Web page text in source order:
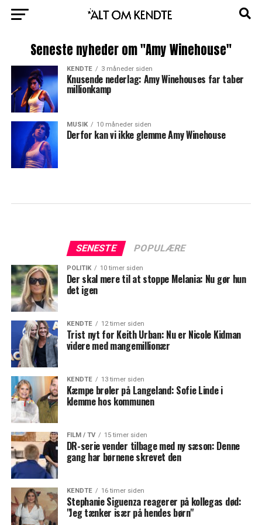
Seneste nyheder om "Amy Winehouse"
KENDTE 3 måneder siden
Knusende nederlag: Amy Winehouses far taber
millionkamp
MUSIK 10 måneder siden
Derfor kan vi ikke glemme Amy Winehouse
SENESTE POPULÆRE
POLITIK 10 timer siden
Der skal mere til at stoppe Melania: Nu gør hun
det igen
KENDTE 12 timer siden
Trist nyt for Keith Urban: Nu er Nicole Kidman
videre med mangemillionær
KENDTE 13 timer siden
Kæmpe brøler på Langeland: Sofie Linde i
klemme hos kommunen
FILM / TV 15 timer siden
DR-serie vender tilbage med ny sæson: Denne
gang har børnene skrevet den
KENDTE 16 timer siden
Stephanie Siguenza reagerer på kollegas død:
"Jeg tænker især på hendes børn"